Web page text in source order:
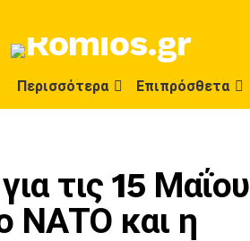
Περισσότερα Επιπρόσθετα
τις 15 Μαΐου
ΝΑΤΟ και η